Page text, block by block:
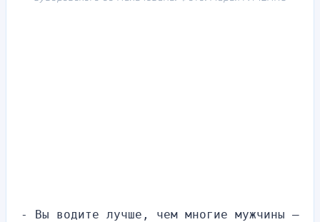
- Вы водите лучше, чем многие мужчины —